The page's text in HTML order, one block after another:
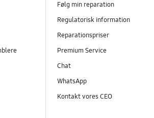
Følg min reparation
Regulatorisk information
Reparationspriser
Premium Service
Chat
WhatsApp
Kontakt vores CEO